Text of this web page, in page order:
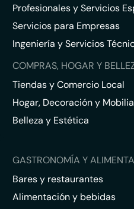
Profesionales y Servicios
Servicios para Empresas
Ingeniería y Servicios
COMPRAS, HOGAR Y
Tiendas y Comercio Local
Hogar, Decoración y
Belleza y Estética
GASTRONOMÍA Y
Bares y restaurantes
Alimentación y bebidas